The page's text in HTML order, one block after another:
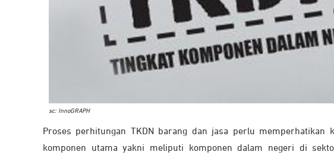
sc: InnoGRAPH
Proses perhitungan TKDN barang dan jasa perlu memperhatikan
komponen utama yakni meliputi komponen dalam negeri di